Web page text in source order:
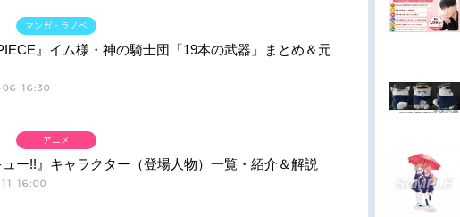
』イム様・神の騎士団「19本の武器」まとめ＆元
16:30
マンガ・ラノベ
ー!!』キャラクター（登場人物）一覧・紹介＆解説
16:00
アニメ